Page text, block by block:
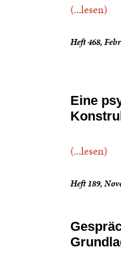
(...lesen)
Heft 468,
Eine
(...lesen)
Heft 189,